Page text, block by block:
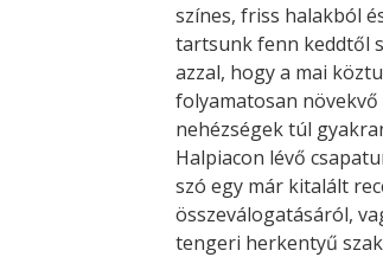
színes, friss halakból
tartsunk fenn keddtől
azzal, hogy a mai
folyamatosan
nehézségek túl
Halpiacon lévő
szó egy már kitalált
összeválogatásáról,
tengeri herkentyű